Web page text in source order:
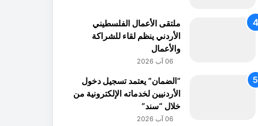
ملتقى الأعمال الفلسطيني
الأردني ينظم لقاء للشراكة
والأعمال
06 آب 2026
“الضمان” يعتمد تسجيل دخول
الأردنيين لخدماته الإلكترونية من
خلال “سند”
06 آب 2026